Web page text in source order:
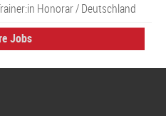
Honorar/ Deutschland
Jobs